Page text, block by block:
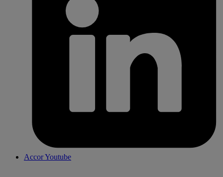
Accor Youtube